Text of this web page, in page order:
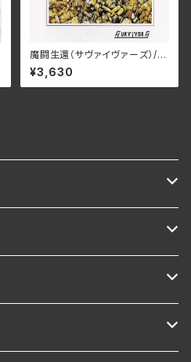
魔闘⽣還（サヴァイヴァーズ）/サ
ムソン BELLE-264423(仕
様:SHM-CD)
¥3,630